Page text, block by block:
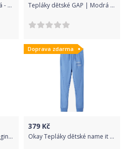
GAP Tepláky dětské Modrá - 12-18M Tepláky dětské GAP | Modrá | Dívčí | XL
Tepláky dětské adidas Originals | Modrá | Chlapecké | 164
Doprava zdarma
379 Kč
Okay Tepláky dětské name it | Modrá | Chlapecké | 128